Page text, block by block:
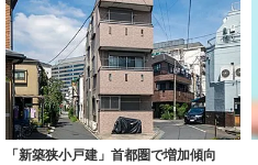
「新築狭小戸建」首都圏で増加傾向